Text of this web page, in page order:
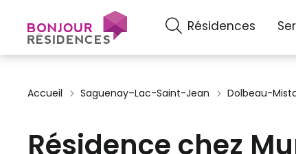
Résidences
Accueil Saguenay–Lac-Saint-Jean Dolbeau-
Résidence chez